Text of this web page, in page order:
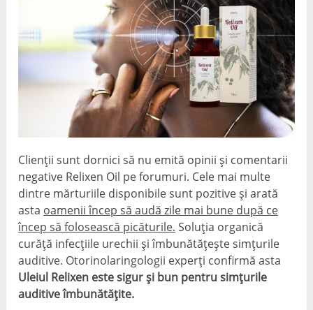
Clienții sunt dornici să nu emită opinii și comentarii
negative Relixen Oil pe forumuri. Cele mai multe
dintre mărturiile disponibile sunt pozitive și arată
asta oamenii încep să audă zile mai bune după ce
încep să folosească picăturile. Soluția organică
curăță infecțiile urechii și îmbunătățește simțurile
auditive. Otorinolaringologii experți confirmă asta
Uleiul Relixen este sigur și bun pentru simțurile
auditive îmbunătățite.